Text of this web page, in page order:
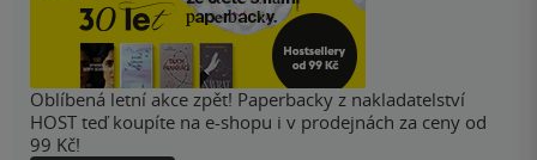
Oblíbená letní akce zpět! Paperbacky z nakladatelství
HOST teď koupíte na e-shopu i v prodejnách za ceny od
99 Kč!